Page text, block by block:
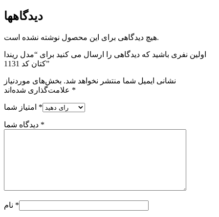
دیدگاهها
هیچ دیدگاهی برای این محصول نوشته نشده است.
اولین نفری باشید که دیدگاهی را ارسال می کنید برای “مدل ریندا
کتان کد 1131”
نشانی ایمیل شما منتشر نخواهد شد. بخش‌های موردنیاز
*
*
*
*